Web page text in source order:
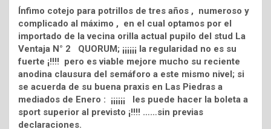
Ínfimo cotejo para potrillos de tres años , numeroso y
complicado al máximo , en el cual optamos por el
importado de la vecina orilla actual pupilo del stud La
Ventaja N° 2 QUORUM; ¡¡¡¡¡¡ la regularidad no es su
fuerte ¡!!!! pero es viable mejore mucho su reciente
anodina clausura del semáforo a este mismo nivel; si
se acuerda de su buena praxis en Las Piedras a
mediados de Enero : ¡¡¡¡¡¡ les puede hacer la boleta a
sport superior al previsto ¡!!!! ……sin previas
declaraciones.